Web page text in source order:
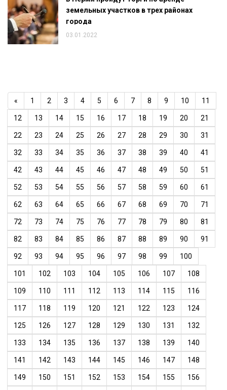
земельных участков в трех районах
города
03.01.2022
« 1 2 3 4 5 6 7 8 9 10 11
12 13 14 15 16 17 18 19 20 21
22 23 24 25 26 27 28 29 30 31
32 33 34 35 36 37 38 39 40 41
42 43 44 45 46 47 48 49 50 51
52 53 54 55 56 57 58 59 60 61
62 63 64 65 66 67 68 69 70 71
72 73 74 75 76 77 78 79 80 81
82 83 84 85 86 87 88 89 90 91
92 93 94 95 96 97 98 99 100
101 102 103 104 105 106 107 108
109 110 111 112 113 114 115 116
117 118 119 120 121 122 123 124
125 126 127 128 129 130 131 132
133 134 135 136 137 138 139 140
141 142 143 144 145 146 147 148
149 150 151 152 153 154 155 156